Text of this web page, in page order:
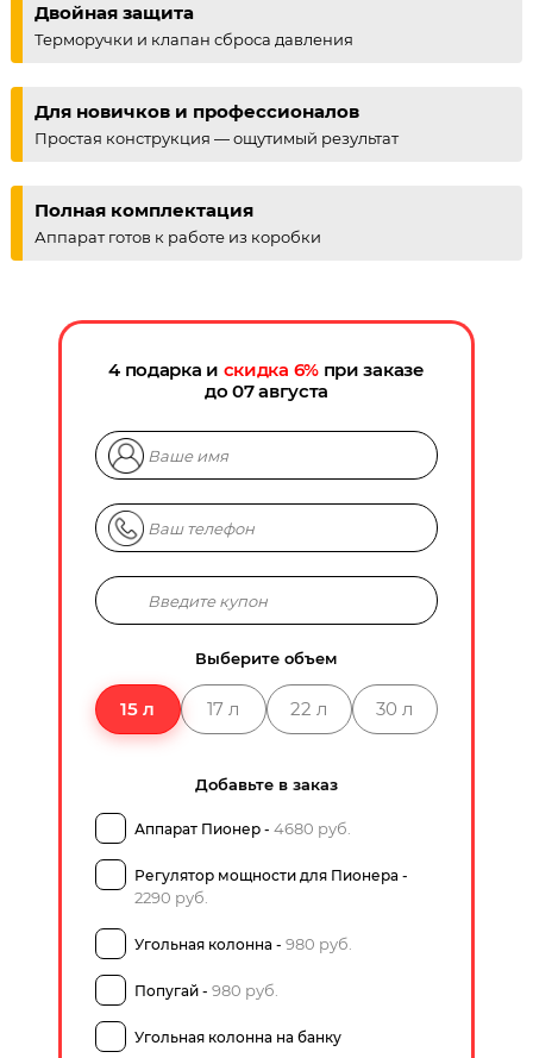
Двойная защита
Терморучки и клапан сброса давления
Для новичков и профессионалов
Простая конструкция — ощутимый результат
Полная комплектация
Аппарат готов к работе из коробки
4 подарка и скидка 6%при заказе
Выберите объем
15 л 17 л 22 л 30 л
Добавьте в заказ
Аппарат Пионер - 4680 руб.
Регулятор мощности для Пионера -
2290 руб.
Угольная колонна - 980 руб.
Попугай - 980 руб.
Угольная колонна на банку